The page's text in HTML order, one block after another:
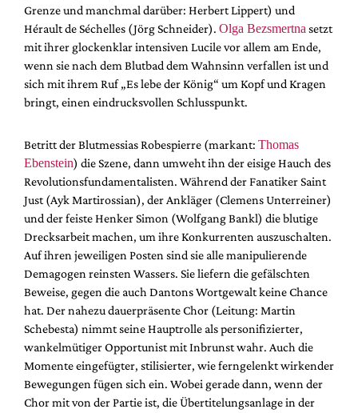
Grenze und manchmal darüber: Herbert Lippert) und
Hérault de Séchelles (Jörg Schneider). Olga Bezsmertna setzt
mit ihrer glockenklar intensiven Lucile vor allem am Ende,
wenn sie nach dem Blutbad dem Wahnsinn verfallen ist und
sich mit ihrem Ruf „Es lebe der König“ um Kopf und Kragen
bringt, einen eindrucksvollen Schlusspunkt.
Betritt der Blutmessias Robespierre (markant: Thomas
Ebenstein) die Szene, dann umweht ihn der eisige Hauch des
Revolutionsfundamentalisten. Während der Fanatiker Saint
Just (Ayk Martirossian), der Ankläger (Clemens Unterreiner)
und der feiste Henker Simon (Wolfgang Bankl) die blutige
Drecksarbeit machen, um ihre Konkurrenten auszuschalten.
Auf ihren jeweiligen Posten sind sie alle manipulierende
Demagogen reinsten Wassers. Sie liefern die gefälschten
Beweise, gegen die auch Dantons Wortgewalt keine Chance
hat. Der nahezu dauerpräsente Chor (Leitung: Martin
Schebesta) nimmt seine Hauptrolle als personifizierter,
wankelmütiger Opportunist mit Inbrunst wahr. Auch die
Momente eingefügter, stilisierter, wie ferngelenkt wirkender
Bewegungen fügen sich ein. Wobei gerade dann, wenn der
Chor mit von der Partie ist, die Übertitelungsanlage in der